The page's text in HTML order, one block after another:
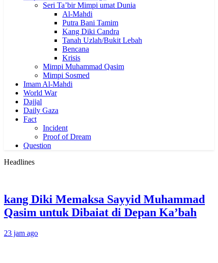
Seri Ta’bir Mimpi umat Dunia
Al-Mahdi
Putra Bani Tamim
Kang Diki Candra
Tanah Uzlah/Bukit Lebah
Bencana
Krisis
Mimpi Muhammad Qasim
Mimpi Sosmed
Imam Al-Mahdi
World War
Dajjal
Daily Gaza
Fact
Incident
Proof of Dream
Question
Headlines
kang Diki Memaksa Sayyid Muhammad
Qasim untuk Dibaiat di Depan Ka’bah
23 jam ago